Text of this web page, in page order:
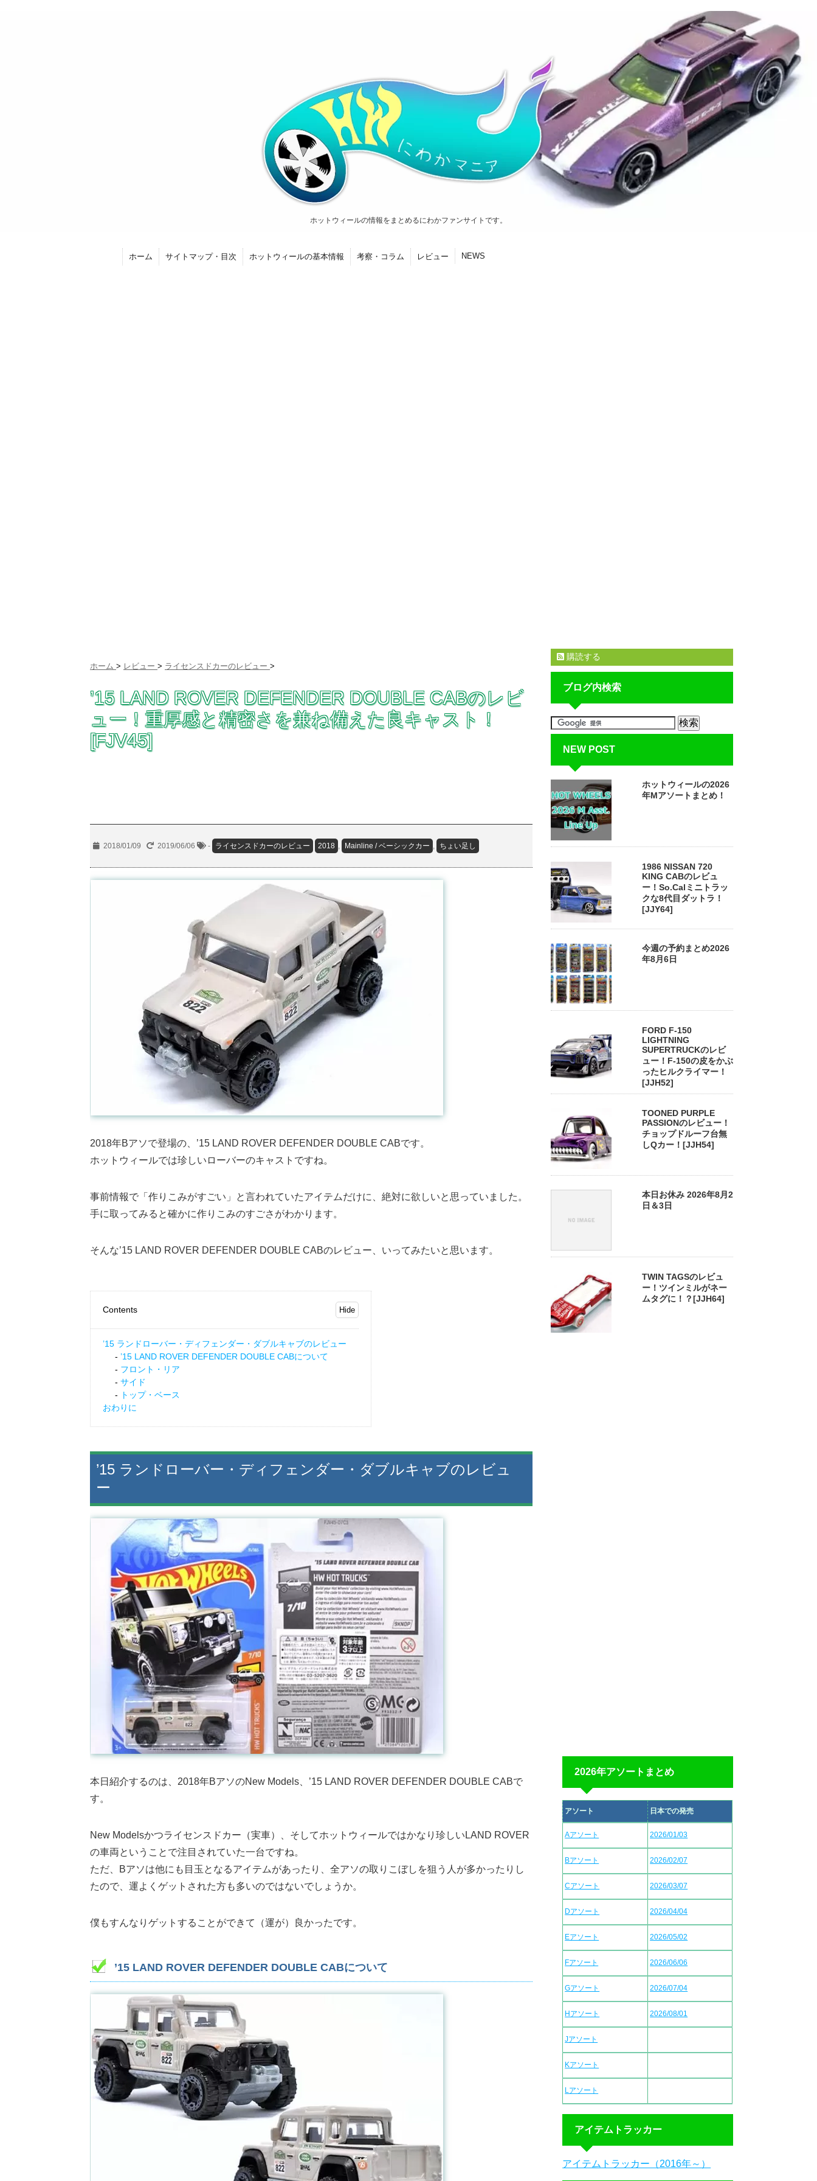
ホットウィールの情報をまとめるにわかファンサイトです。
ホーム サイトマップ・目次 ホットウィールの基本情報 考察・コラム レビュー NEWS
ホーム > レビュー > ライセンスドカーのレビュー >
’15 LAND ROVER DEFENDER DOUBLE CABのレビ
ュー！重厚感と精密さを兼ね備えた良キャスト！
[FJV45]
2018/01/09 2019/06/06 - ライセンスドカーのレビュー 2018 , Mainline / ベーシックカー , ちょい足し
2018年Bアソで登場の、’15 LAND ROVER DEFENDER DOUBLE CABです。
ホットウィールでは珍しいローバーのキャストですね。
事前情報で「作りこみがすごい」と言われていたアイテムだけに、絶対に欲しいと思っていました。
手に取ってみると確かに作りこみのすごさがわかります。
そんな’15 LAND ROVER DEFENDER DOUBLE CABのレビュー、いってみたいと思います。
Contents
’15 ランドローバー・ディフェンダー・ダブルキャブのレビュー
’15 LAND ROVER DEFENDER DOUBLE CABについて
フロント・リア
サイド
トップ・ベース
おわりに
’15 ランドローバー・ディフェンダー・ダブルキャブのレビュ
ー
本日紹介するのは、2018年BアソのNew Models、’15 LAND ROVER DEFENDER DOUBLE CABで
す。
New Modelsかつライセンスドカー（実車）、そしてホットウィールではかなり珍しいLAND ROVER
の車両ということで注目されていた一台ですね。
ただ、Bアソは他にも目玉となるアイテムがあったり、全アソの取りこぼしを狙う人が多かったりし
たので、運よくゲットされた方も多いのではないでしょうか。
僕もすんなりゲットすることができて（運が）良かったです。
’15 LAND ROVER DEFENDER DOUBLE CABについて
購読する
ブログ内検索
NEW POST
ホットウィールの2026
年Mアソートまとめ！
1986 NISSAN 720
KING CABのレビュ
ー！So.Calミニトラッ
クな8代目ダットラ！
[JJY64]
今週の予約まとめ2026
年8月6日
FORD F-150
LIGHTNING
SUPERTRUCKのレビ
ュー！F-150の皮をかぶ
ったヒルクライマー！
[JJH52]
TOONED PURPLE
PASSIONのレビュー！
チョップドルーフ台無
しQカー！[JJH54]
本日お休み 2026年8月2
日＆3日
TWIN TAGSのレビュ
ー！ツインミルがネー
ムタグに！？[JJH64]
2026年アソートまとめ
アソート 日本での発売
Aアソート 2026/01/03
Bアソート 2026/02/07
Cアソート 2026/03/07
Dアソート 2026/04/04
Eアソート 2026/05/02
Fアソート 2026/06/06
Gアソート 2026/07/04
Hアソート 2026/08/01
Jアソート
Kアソート
Lアソート
アイテムトラッカー
アイテムトラッカー（2016年～）